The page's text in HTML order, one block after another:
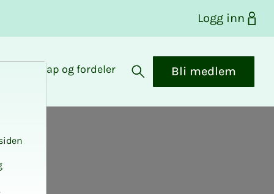
Logg inn
og fordeler
Åpne søk
Bli medlem